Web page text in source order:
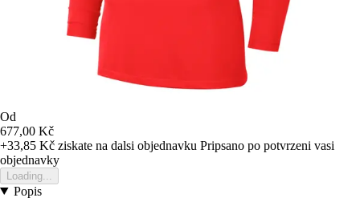
Od
677,00 Kč
+33,85 Kč ziskate na dalsi objednavku Pripsano po potvrzeni vasi
objednavky
Loading...
Popis